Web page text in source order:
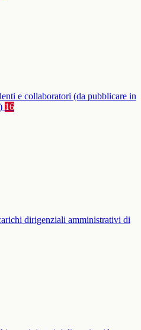
e collaboratori (da pubblicare in
16
dirigenziali amministrativi di